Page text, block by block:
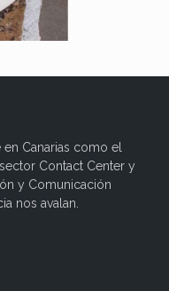
Canarias como el
Contact Center y
y Comunicación
nos avalan.